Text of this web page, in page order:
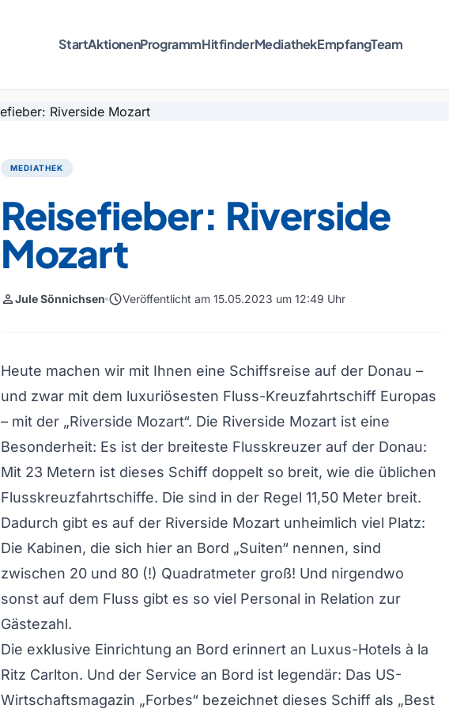
StartAktionenProgrammHitfinderMediathekEmpfangTeam
MEDIATHEK
Reisefieber: Riverside
Mozart
personJule Sönnichsen scheduleVeröffentlicht am 15.05.2023 um 12:49 Uhr
Heute machen wir mit Ihnen eine Schiffsreise auf der Donau –
und zwar mit dem luxuriösesten Fluss-Kreuzfahrtschiff Europas
– mit der „Riverside Mozart“. Die Riverside Mozart ist eine
Besonderheit: Es ist der breiteste Flusskreuzer auf der Donau:
Mit 23 Metern ist dieses Schiff doppelt so breit, wie die üblichen
Flusskreuzfahrtschiffe. Die sind in der Regel 11,50 Meter breit.
Dadurch gibt es auf der Riverside Mozart unheimlich viel Platz:
Die Kabinen, die sich hier an Bord „Suiten“ nennen, sind
zwischen 20 und 80 (!) Quadratmeter groß! Und nirgendwo
sonst auf dem Fluss gibt es so viel Personal in Relation zur
Gästezahl.
Die exklusive Einrichtung an Bord erinnert an Luxus-Hotels à la
Ritz Carlton. Und der Service an Bord ist legendär: Das US-
Wirtschaftsmagazin „Forbes“ bezeichnet dieses Schiff als „Best